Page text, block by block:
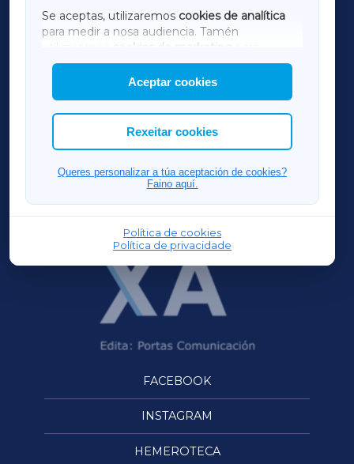
Se aceptas, utilizaremos cookies de analítica
para medir a nosa audiencia. Tamén
utilizaremos
cookies de marketing
mostrar publicidade de terceiros.
Así mesmo, podes personalizar a elección das
cookies que desexas permitir.
Aceptar cookies
Rexeitar cookies
Queres personalizar a túa aceptación de cookies?
Faino aquí.
Política de cookies
Política de privacidade
AMARIÑAXA
RIBEIRASACRAXA
ACORUÑAXA
FERROLXA
OURENSEXA
FACEBOOK
INSTAGRAM
HEMEROTECA